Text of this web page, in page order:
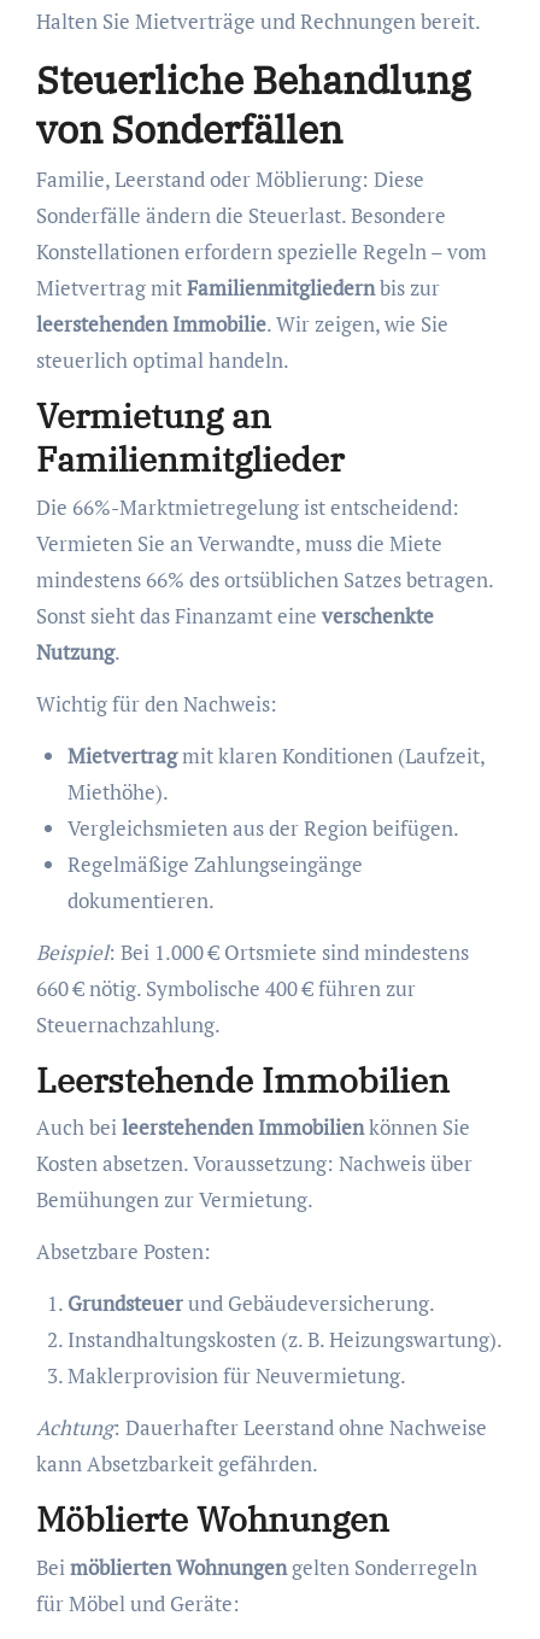
Halten Sie Mietverträge und Rechnungen bereit.
Steuerliche Behandlung
von Sonderfällen
Familie, Leerstand oder Möblierung: Diese
Sonderfälle ändern die Steuerlast. Besondere
Konstellationen erfordern spezielle Regeln – vom
Mietvertrag mitFamilienmitgliedernbis zur
leerstehenden Immobilie. Wir zeigen, wie Sie
steuerlich optimal handeln.
Vermietung an
Familienmitglieder
Die 66%-Marktmietregelung ist entscheidend:
Vermieten Sie an Verwandte, muss die Miete
mindestens 66% des ortsüblichen Satzes betragen.
Sonst sieht das Finanzamt eine verschenkte
Nutzung.
Wichtig für den Nachweis:
Mietvertragmit klaren Konditionen (Laufzeit,
Miethöhe).
Vergleichsmieten aus der Region beifügen.
Regelmäßige Zahlungseingänge
dokumentieren.
Beispiel: Bei 1.000 € Ortsmiete sind mindestens
660 € nötig. Symbolische 400 € führen zur
Steuernachzahlung.
Leerstehende Immobilien
Auch beileerstehenden Immobilienkönnen Sie
Kosten absetzen. Voraussetzung: Nachweis über
Bemühungen zur Vermietung.
Absetzbare Posten:
Grundsteuerund Gebäudeversicherung.
Instandhaltungskosten (z. B. Heizungswartung).
Maklerprovision für Neuvermietung.
Achtung: Dauerhafter Leerstand ohne Nachweise
kann Absetzbarkeit gefährden.
Möblierte Wohnungen
Beimöblierten Wohnungengelten Sonderregeln
für Möbel und Geräte: